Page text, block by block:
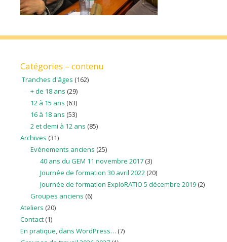
Catégories – contenu
Tranches d'âges (162)
+ de 18 ans (29)
12 à 15 ans (63)
16 à 18 ans (53)
2 et demi à 12 ans (85)
Archives (31)
Evénements anciens (25)
40 ans du GEM 11 novembre 2017 (3)
Journée de formation 30 avril 2022 (20)
Journée de formation ExploRATIO 5 décembre 2019 (2)
Groupes anciens (6)
Ateliers (20)
Contact (1)
En pratique, dans WordPress… (7)